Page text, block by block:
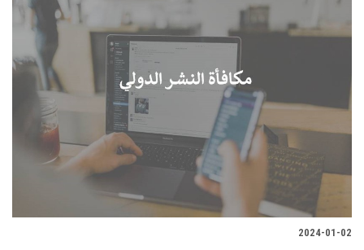
الإعلام
تواصل معنا
الطلاب
هيئة التدريس
2024-01-02